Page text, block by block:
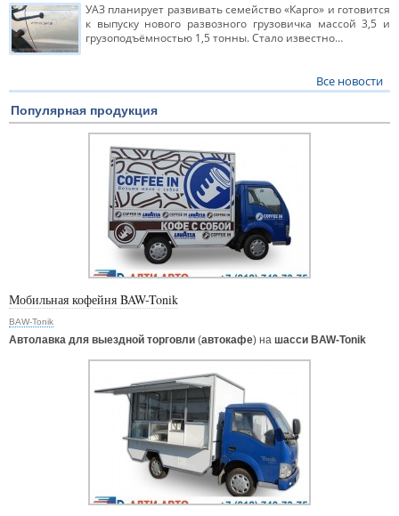
УАЗ планирует развивать семейство «Карго» и готовится
к выпуску нового развозного грузовичка массой 3,5 и
грузоподъёмностью 1,5 тонны. Стало известно…
Все новости
Популярная продукция
Мобильная кофейня BAW-Tonik
BAW-Tonik
Автолавка для выездной торговли (автокафе) на шасси BAW-Tonik